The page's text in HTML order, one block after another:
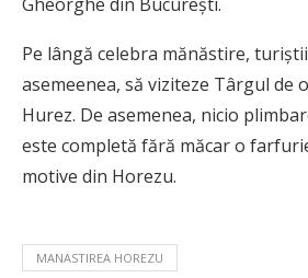
Pe lângă celebra mănăstire,
asemeenea, să viziteze Târgul de
Hurez. De asemenea, nicio
este completă fără măcar o
motive din Horezu.
MANASTIREA HOREZU